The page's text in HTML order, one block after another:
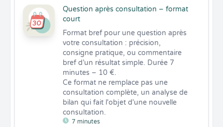
Question après consultation – format
court
7 minutes
Format bref pour une question après
votre consultation : précision,
consigne pratique, ou commentaire
bref d’un résultat simple. Durée 7
minutes – 10 €.
Ce format ne remplace pas une
consultation complète, un analyse de
bilan qui fait l'objet d'une nouvelle
consultation.